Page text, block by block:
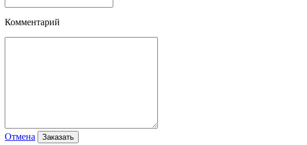
Комментарий
Отмена